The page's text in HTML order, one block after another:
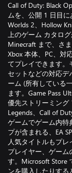
Call of Duty: Black
ムを、公開 1 日目
Worlds 2、Hollow
上のゲーム カタロ
Minecraft まで、さ
Xbox 本体、PC、対
てプレイできます。
セットなどの対応
ーム (所有している
ます。Game Pass
優先ストリーミング
Legends、Call of
ゲームでゲーム内特
プが含まれる、EA
人気タイトルもプ
プレイヤー、ゲーム
す。Microsoft Store
ンを購入したりす